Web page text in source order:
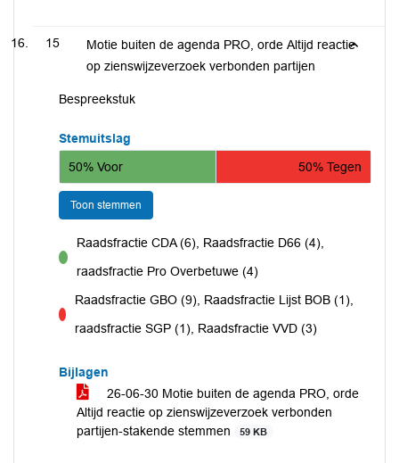
15
Motie buiten de agenda PRO, orde Altijd reactie
op zienswijzeverzoek verbonden partijen
Bespreekstuk
Stemuitslag
50% Voor
50% Tegen
Toon stemmen
voor
Raadsfractie CDA (6), Raadsfractie D66 (4),
raadsfractie Pro Overbetuwe (4)
tegen
Raadsfractie GBO (9), Raadsfractie Lijst BOB (1),
raadsfractie SGP (1), Raadsfractie VVD (3)
Bijlagen
26-06-30 Motie buiten de agenda PRO, orde
Altijd reactie op zienswijzeverzoek verbonden
partijen-stakende stemmen
59 KB